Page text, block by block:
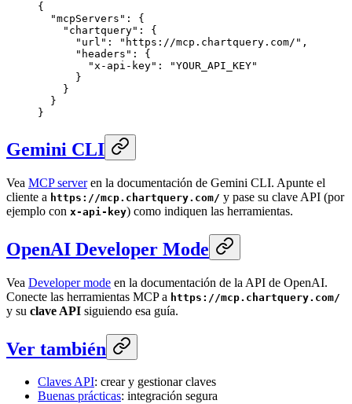
{
  "mcpServers"
: {
    "chartquery"
: {
      "url"
: "https://mcp.chartquery.com/" ,
      "headers"
: {
        "x-api-key"
:
"YOUR_API_KEY"
      }
    }
  }
}
Gemini CLI
Vea MCP serveren la documentación de Gemini CLI. Apunte el
cliente a https://mcp.chartquery.com/ y pase su clave API (por
ejemplo con x-api-key) como indiquen las herramientas.
OpenAI Developer Mode
Vea Developer mode en la documentación de la API de OpenAI.
Conecte las herramientas MCP a https://mcp.chartquery.com/
y su clave API siguiendo esa guía.
Ver también
Claves API: crear y gestionar claves
Buenas prácticas: integración segura